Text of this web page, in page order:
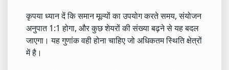
कृपया ध्यान दें कि समान मूल्यों का उपयोग करते समय, संयोजन
अनुपात 1:1 होगा, और कुछ शेयरों की संख्या बढ़ने से यह बदल
जाएगा। यह गुणांक वही होना चाहिए जो अधिकतम स्थिति क्षेत्रों
में है।